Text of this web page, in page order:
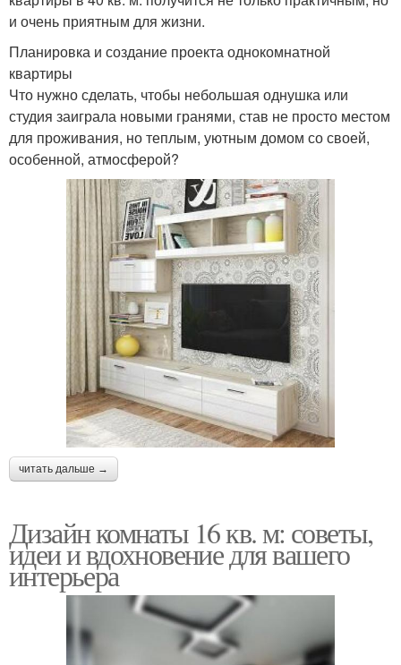
и очень приятным для жизни.
Планировка и создание проекта однокомнатной
квартиры
Что нужно сделать, чтобы небольшая однушка или
студия заиграла новыми гранями, став не просто местом
для проживания, но теплым, уютным домом со своей,
особенной, атмосферой?
читать дальше →
Дизайн комнаты 16 кв. м: советы,
идеи и вдохновение для вашего
интерьера